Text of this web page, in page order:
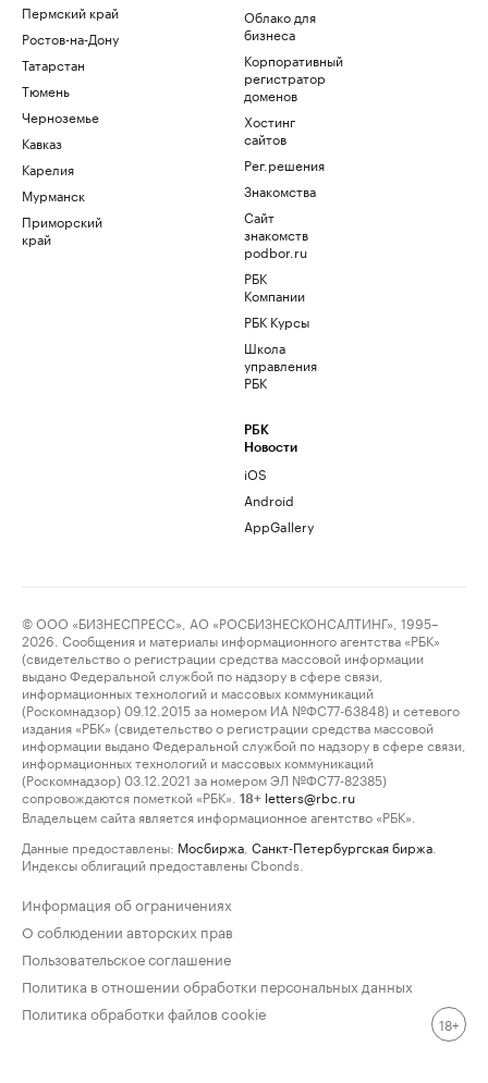
Пермский край
Ростов-на-Дону
Татарстан
Тюмень
Черноземье
Кавказ
Карелия
Мурманск
Приморский
край
Облако для
бизнеса
Корпоративный
регистратор
доменов
Хостинг
сайтов
Рег.решения
Знакомства
Сайт
знакомств
podbor.ru
РБК
Компании
РБК Курсы
Школа
управления
РБК
РБК
Новости
iOS
Android
AppGallery
© ООО «БИЗНЕСПРЕСС», АО «РОСБИЗНЕСКОНСАЛТИНГ», 1995–
2026. Сообщения и материалы информационного агентства «РБК»
(свидетельство о регистрации средства массовой информации
выдано Федеральной службой по надзору в сфере связи,
информационных технологий и массовых коммуникаций
(Роскомнадзор) 09.12.2015 за номером ИА №ФС77-63848) и сетевого
издания «РБК» (свидетельство о регистрации средства массовой
информации выдано Федеральной службой по надзору в сфере связи,
информационных технологий и массовых коммуникаций
(Роскомнадзор) 03.12.2021 за номером ЭЛ №ФС77-82385)
сопровождаются пометкой «РБК».
18+ letters@rbc.ru
Владельцем сайта является информационное агентство «РБК».
Данные предоставлены: Мосбиржа Санкт-Петербургская биржа
Индексы облигаций предоставлены Cbonds.
Информация об ограничениях
О соблюдении авторских прав
Пользовательское соглашение
Политика в отношении обработки персональных данных
Политика обработки файлов cookie
18+